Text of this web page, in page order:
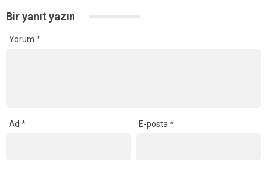
Bir yanıt yazın
Yorum *
Ad * E-posta*